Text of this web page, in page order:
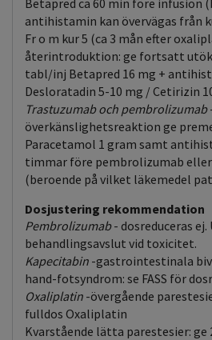
Betapred ca 60 min före infusion
antihistamin kan övervägas från
Fr o m kur 5 (ca 3 mån efter
återintroduktion: ge fortsatt
tabl/inj Betapred 16 mg +
Desloratadin 5-10 mg / Cetirizin
Trastuzumab och pembrolizumab
överkänslighetsreaktion ge
Paracetamol 1 gram samt
timmar före pembrolizumab
(beroende på vilket läkemedel
Dosjustering rekommendation
Pembrolizumab- dosreduceras
behandlingsavslut vid toxicitet.
Kapecitabin -gastrointestinala
hand-fotsyndrom: se FASS för
Oxaliplatin -övergående
fulldos Oxaliplatin
Kvarstående lätta parestesier: ge